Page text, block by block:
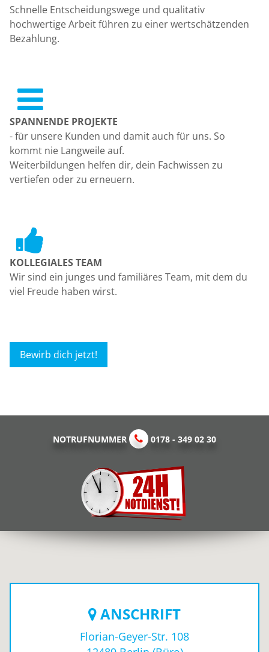
Schnelle Entscheidungswege und qualitativ
hochwertige Arbeit führen zu einer wertschätzenden
Bezahlung.
SPANNENDE PROJEKTE
- für unsere Kunden und damit auch für uns. So
kommt nie Langweile auf.
Weiterbildungen helfen dir, dein Fachwissen zu
vertiefen oder zu erneuern.
KOLLEGIALES TEAM
Wir sind ein junges und familiäres Team, mit dem du
viel Freude haben wirst.
Bewirb dich jetzt!
NOTRUFNUMMER 0178 - 349 02 30
ANSCHRIFT
Florian-Geyer-Str. 108